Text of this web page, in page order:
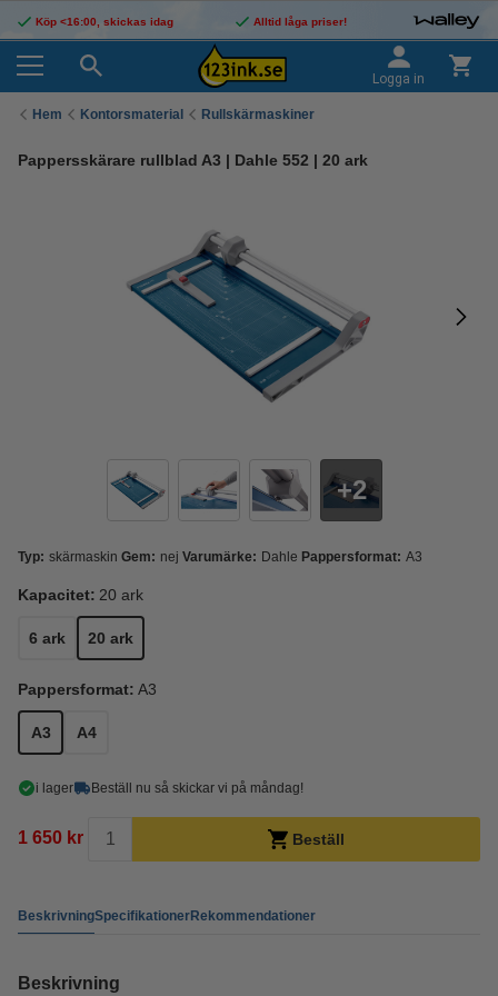
Köp <16:00, skickas idag Alltid låga priser!
Logga in
Hem Kontorsmaterial Rullskärmaskiner
Pappersskärare rullblad A3 | Dahle 552 | 20 ark
2
Typ: skärmaskin Gem: nej Varumärke: Dahle Pappersformat: A3
Kapacitet: 20 ark
6 ark 20 ark
Pappersformat: A3
A3 A4
i lager Beställ nu så skickar vi på måndag!
1 650 kr Beställ
BeskrivningSpecifikationerRekommendationer
Beskrivning